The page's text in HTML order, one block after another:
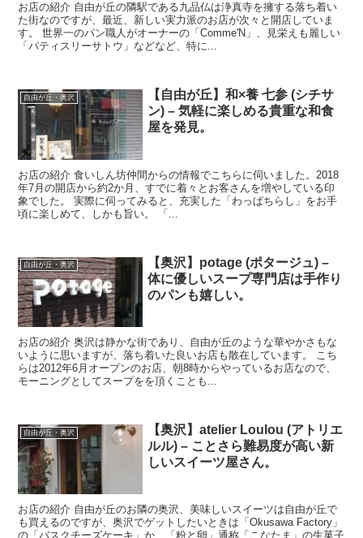
お店の紹介 自由が丘の隣駅である九品仏は浄真寺を擁する落ち着い
た街なのですが、最近、新しい実力派のお店が次々と開店していま
す。 世界一のパン職人がオーナーの「Comme'N」、見栄えも麗しい
「パティスリーサトウ」などなど、特に...
自由が丘・奥沢
【自由が丘】和×養 七参 (シチサ
ン) – 気軽に楽しめる貴重な和食
屋を発見。
お店の紹介 食いしん坊仲間からの情報でこちらに伺いました。2018
年7月の開店から約2か月、すでに着々とお客さんを増やしている印
象でした。 実際に伺ってみると、充実した「わっぱちらし」をお手
頃に楽しめて、しかも旨い。 「...
自由が丘・奥沢
【奥沢】potage (ポタージュ) –
体に優しいスープ専門店は手作り
のパンも嬉しい。
お店の紹介 奥沢は静かな街であり、自由が丘のような華やかさもな
いように思いますが、落ち着いた良いお店も散在しています。 こち
らは2012年6月オープンのお店、朝8時からやっているお店なので、
モーニングとしてスープをを頂くことも...
自由が丘・奥沢
【奥沢】atelier Loulou (アトリエ
ルル) – ことさら難易度が高い新
しいスイーツ屋さん。
お店の紹介 自由が丘のお隣の奥沢、美味しいスイーツは自由が丘で
も買えるのですが、奥沢でゲットしたいときは「Okusawa Factory」
の「バスクチーズケーキ」か、「粉と卵」通称「こなたま」の生菓子